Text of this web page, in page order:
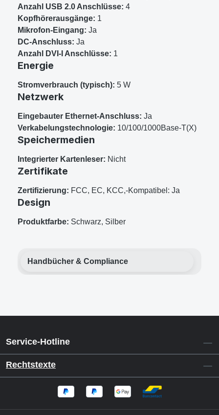
Anzahl USB 2.0 Anschlüsse: 4
Kopfhörerausgänge: 1
Mikrofon-Eingang: Ja
DC-Anschluss: Ja
Anzahl DVI-I Anschlüsse: 1
Energie
Stromverbrauch (typisch): 5 W
Netzwerk
Eingebauter Ethernet-Anschluss: Ja
Verkabelungstechnologie: 10/100/1000Base-T(X)
Speichermedien
Integrierter Kartenleser: Nicht
Zertifikate
Zertifizierung: FCC, EC, KCC,-Kompatibel: Ja
Design
Produktfarbe: Schwarz, Silber
Handbücher & Compliance
Service-Hotline
Rechtstexte